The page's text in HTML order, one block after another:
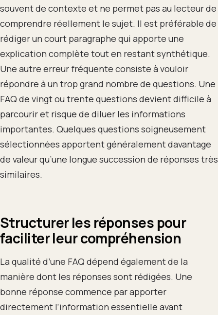
souvent de contexte et ne permet pas au lecteur de
comprendre réellement le sujet. Il est préférable de
rédiger un court paragraphe qui apporte une
explication complète tout en restant synthétique.
Une autre erreur fréquente consiste à vouloir
répondre à un trop grand nombre de questions. Une
FAQ de vingt ou trente questions devient difficile à
parcourir et risque de diluer les informations
importantes. Quelques questions soigneusement
sélectionnées apportent généralement davantage
de valeur qu’une longue succession de réponses très
similaires.
Structurer les réponses pour
faciliter leur compréhension
La qualité d’une FAQ dépend également de la
manière dont les réponses sont rédigées. Une
bonne réponse commence par apporter
directement l’information essentielle avant